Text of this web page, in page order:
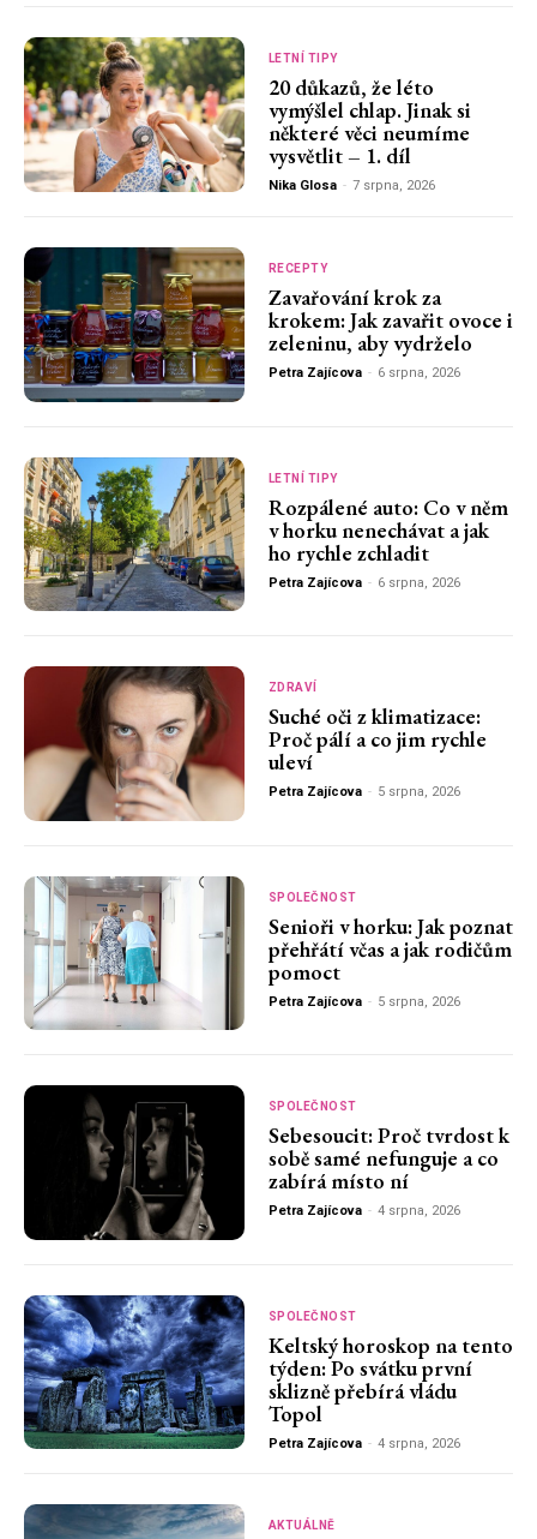
LETNÍ TIPY
20 důkazů, že léto
vymýšlel chlap. Jinak si
některé věci neumíme
vysvětlit – 1. díl
Nika Glosa - 7 srpna, 2026
RECEPTY
Zavařování krok za
krokem: Jak zavařit ovoce i
zeleninu, aby vydrželo
Petra Zajícova - 6 srpna, 2026
LETNÍ TIPY
Rozpálené auto: Co v něm
v horku nenechávat a jak
ho rychle zchladit
Petra Zajícova - 6 srpna, 2026
ZDRAVÍ
Suché oči z klimatizace:
Proč pálí a co jim rychle
uleví
Petra Zajícova - 5 srpna, 2026
SPOLEČNOST
Senioři v horku: Jak poznat
přehřátí včas a jak rodičům
pomoct
Petra Zajícova - 5 srpna, 2026
SPOLEČNOST
Sebesoucit: Proč tvrdost k
sobě samé nefunguje a co
zabírá místo ní
Petra Zajícova - 4 srpna, 2026
SPOLEČNOST
Keltský horoskop na tento
týden: Po svátku první
sklizně přebírá vládu
Topol
Petra Zajícova - 4 srpna, 2026
AKTUÁLNĚ